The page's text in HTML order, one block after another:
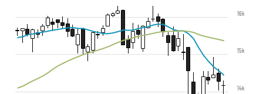
14k
15k
16k